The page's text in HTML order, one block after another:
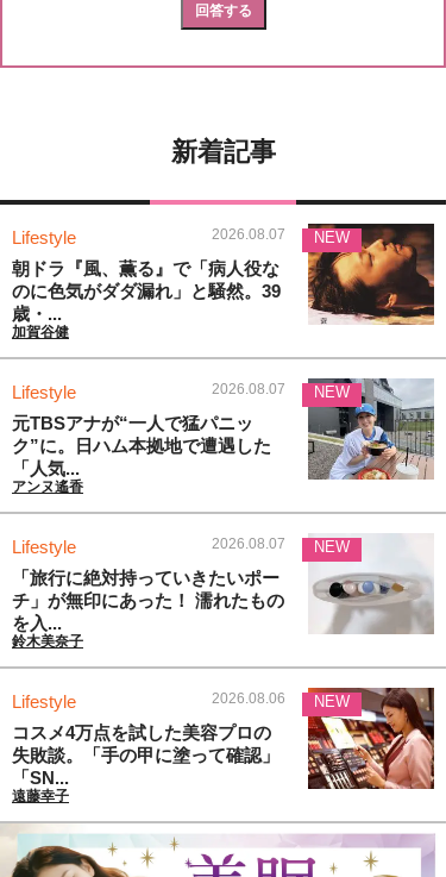
新着記事
Lifestyle 2026.08.07
朝ドラ『風、薫る』で「病人役な
のに色気がダダ漏れ」と騒然。39
歳・...
加賀谷健
NEW
Lifestyle 2026.08.07
元TBSアナが“一人で猛パニッ
ク”に。日ハム本拠地で遭遇した
「人気...
アンヌ遙香
NEW
Lifestyle 2026.08.07
「旅行に絶対持っていきたいポー
チ」が無印にあった！ 濡れたもの
を入...
鈴木美奈子
NEW
Lifestyle 2026.08.06
コスメ4万点を試した美容プロの
失敗談。「手の甲に塗って確認」
「SN...
遠藤幸子
NEW